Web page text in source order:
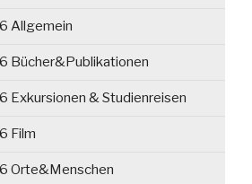
Allgemein
Bücher&Publikationen
Exkursionen & Studienreisen
Film
Orte&Menschen